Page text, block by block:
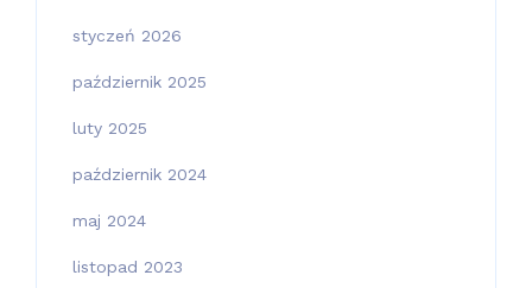
styczeń 2026
październik 2025
luty 2025
październik 2024
maj 2024
listopad 2023